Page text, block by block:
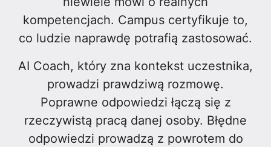
kompetencjach. Campus certyfikuje to,
co ludzie naprawdę potrafią zastosować.
AI Coach, który zna kontekst uczestnika,
prowadzi prawdziwą rozmowę.
Poprawne odpowiedzi łączą się z
rzeczywistą pracą danej osoby. Błędne
odpowiedzi prowadzą z powrotem do